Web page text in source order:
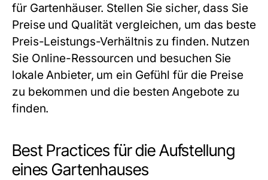
für Gartenhäuser. Stellen Sie sicher, dass Sie
Preise und Qualität vergleichen, um das beste
Preis-Leistungs-Verhältnis zu finden. Nutzen
Sie Online-Ressourcen und besuchen Sie
lokale Anbieter, um ein Gefühl für die Preise
zu bekommen und die besten Angebote zu
finden.
Best Practices für die Aufstellung
eines Gartenhauses